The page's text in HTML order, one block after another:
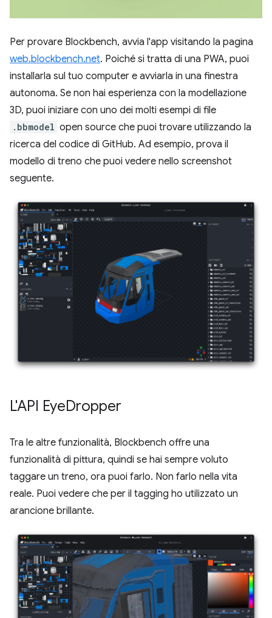
Per provare Blockbench, avvia l'app visitando la pagina
web.blockbench.net. Poiché si tratta di una PWA, puoi
installarla sul tuo computer e avviarla in una finestra
autonoma. Se non hai esperienza con la modellazione
3D, puoi iniziare con uno dei molti esempi di file
.bbmodel open source che puoi trovare utilizzando la
ricerca del codice di GitHub. Ad esempio, prova il
modello di treno che puoi vedere nello screenshot
seguente.
L'API EyeDropper
Tra le altre funzionalità, Blockbench offre una
funzionalità di pittura, quindi se hai sempre voluto
taggare un treno, ora puoi farlo. Non farlo nella vita
reale. Puoi vedere che per il tagging ho utilizzato un
arancione brillante.